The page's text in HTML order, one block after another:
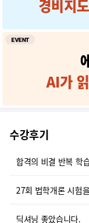
경비지
EVENT
AI가
수강후기
에듀윌교수님열강에
법학개론 감사합니다.
늘 감사하는 마음으로
합격의 비결 반복 학습
27회 법학개론 시험
딕셔닝 좋았습니다.